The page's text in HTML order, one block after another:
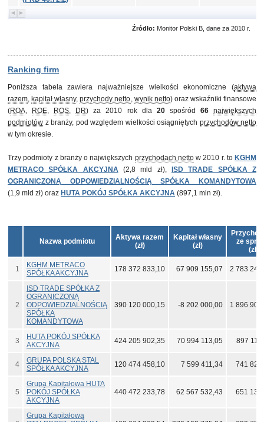
Źródło: Monitor Polski B, dane za 2010 r.
Ranking firm
Poniższa tabela zawiera najważniejsze wielkości ekonomiczne (aktywa
razem, kapitał własny,przychody netto, wynik netto) oraz wskaźniki finansowe
(ROA, ROE, ROS, DR) za 2010 rok dla 20spośród 66 największych
podmiotów z branży, pod względem wielkości osiągniętych przychodów netto
w tym okresie.
Trzy podmioty z branży o największych przychodach nettow 2010 r. to KGHM
METRACO SPÓŁKA AKCYJNA(2,8 mld zł),
ISD TRADE SPÓŁKA Z
OGRANICZONĄ ODPOWIEDZIALNOŚCIĄ SPÓŁKA KOMANDYTOWA
(1,9 mld zł) oraz HUTA POKÓJ SPÓŁKA AKCYJNA (897,1 mln zł).
Nazwa podmiotu
Aktywa razem
(zł)
Kapitał własny
(zł)
ze
(zł)
1
KGHM METRACO
SPÓŁKA AKCYJNA
178 372 833,10 67 909 155,07 2 783 246
2
ISD TRADE SPÓŁKA Z
OGRANICZONĄ
ODPOWIEDZIALNOŚCIĄ
SPÓŁKA
KOMANDYTOWA
390 120 000,15 -8 202 000,00 1 896
3
HUTA POKÓJ SPÓŁKA
AKCYJNA
424 205 902,35 70 994 113,05 897
4
GRUPA POLSKA STAL
SPÓŁKA AKCYJNA
120 474 458,10 7 599 411,34 741 829
5
Grupa Kapitałowa HUTA
POKÓJ SPÓŁKA
AKCYJNA
440 472 233,78 62 567 532,43 651 133
Grupa Kapitałowa